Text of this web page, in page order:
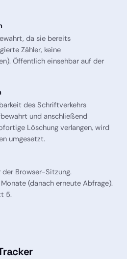
da sie bereits
Zähler, keine
Öffentlich einsehbar auf der
des Schriftverkehrs
und anschließend
Löschung verlangen, wird
umgesetzt.
Browser-Sitzung.
(danach erneute Abfrage).
5.